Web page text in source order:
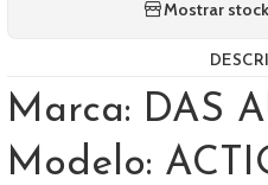
Mostrar
Marca: DAS
Modelo: